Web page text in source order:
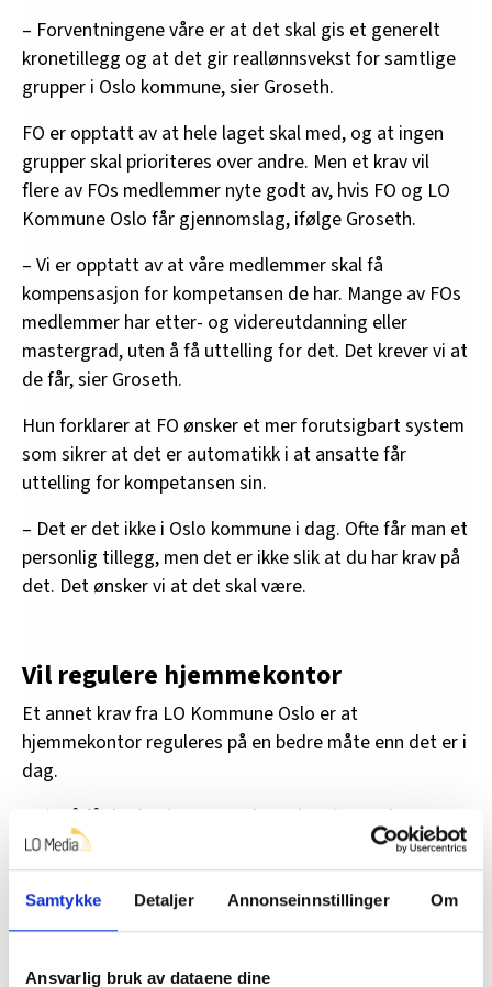
Samtykke Detaljer Annonseinnstillinger Om
Ansvarlig bruk av dataene dine
– Forventningene våre er at det skal gis et generelt
kronetillegg og at det gir reallønnsvekst for samtlige
grupper i Oslo kommune, sier Groseth.
FO er opptatt av at hele laget skal med, og at ingen
grupper skal prioriteres over andre. Men et krav vil
flere av FOs medlemmer nyte godt av, hvis FO og LO
Kommune Oslo får gjennomslag, ifølge Groseth.
– Vi er opptatt av at våre medlemmer skal få
kompensasjon for kompetansen de har. Mange av FOs
medlemmer har etter- og videreutdanning eller
mastergrad, uten å få uttelling for det. Det krever vi at
de får, sier Groseth.
Hun forklarer at FO ønsker et mer forutsigbart system
som sikrer at det er automatikk i at ansatte får
uttelling for kompetansen sin.
– Det er det ikke i Oslo kommune i dag. Ofte får man et
personlig tillegg, men det er ikke slik at du har krav på
det. Det ønsker vi at det skal være.
Vil regulere hjemmekontor
Et annet krav fra LO Kommune Oslo er at
hjemmekontor reguleres på en bedre måte enn det er i
dag.
– Vi må få det inn i en sentral avtale. Hjemmekontor
praktiseres nok ulikt rundt omkring, og da er det bra å
ha en avtale som sikrer de ansatte rettigheter.
eksempel lite uttelling for ansiennitet i forhold til KS-